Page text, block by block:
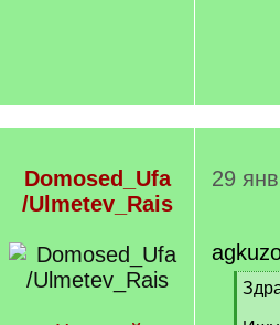
Domosed_Ufa
/Ulmetev_Rais
29
[